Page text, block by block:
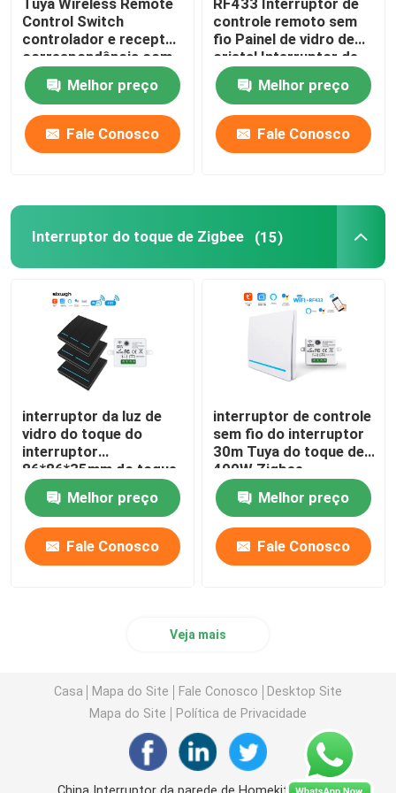
Câmera do Monitor Inteligente
Zigbee Gateway
Zigbee Gateway
Sistema de Casa Inteligente/Gateway
Control Switch
controlador e receptor
correspondência com
Tuya módulo suporte
Google Alexa controle
de voz
Melhor preço
Fale Conosco
controle remoto sem
fio Painel de vidro de
cristal Interruptor de
toque com disjuntor de
10A refit circuito da
versão antiga
Melhor preço
Fale Conosco
Interruptor do toque de Zigbee (15)
interruptor da luz de
vidro do toque do
interruptor
86*86*35mm do toque
de Zigbee da faixa
400W Melhor preço
Fale Conosco
interruptor de controle
sem fio do interruptor
30m Tuya do toque de
400W Zigbee
Melhor preço
Fale Conosco
Veja mais
Casa Mapa do Site Fale Conosco
Desktop Site
Mapa do Site
Política de Privacidade